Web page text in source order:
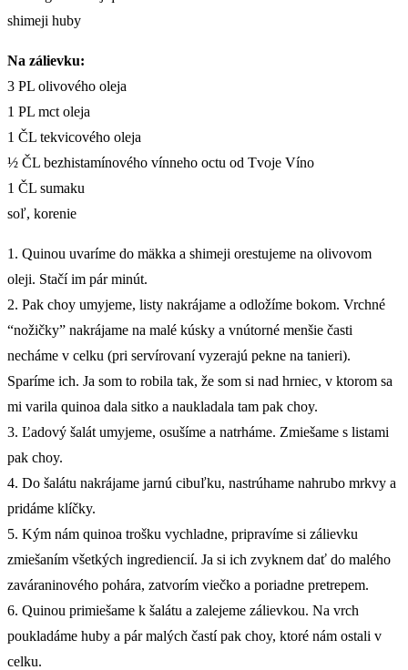
shimeji huby
Na zálievku:
3 PL olivového oleja
1 PL mct oleja
1 ČL tekvicového oleja
½ ČL bezhistamínového vínneho octu od Tvoje Víno
1 ČL sumaku
soľ, korenie
1. Quinou uvaríme do mäkka a shimeji orestujeme na olivovom
oleji. Stačí im pár minút.
2. Pak choy umyjeme, listy nakrájame a odložíme bokom. Vrchné
“nožičky” nakrájame na malé kúsky a vnútorné menšie časti
necháme v celku (pri servírovaní vyzerajú pekne na tanieri).
Sparíme ich. Ja som to robila tak, že som si nad hrniec, v ktorom sa
mi varila quinoa dala sitko a naukladala tam pak choy.
3. Ľadový šalát umyjeme, osušíme a natrháme. Zmiešame s listami
pak choy.
4. Do šalátu nakrájame jarnú cibuľku, nastrúhame nahrubo mrkvy a
pridáme klíčky.
5. Kým nám quinoa trošku vychladne, pripravíme si zálievku
zmiešaním všetkých ingrediencií. Ja si ich zvyknem dať do malého
zaváraninového pohára, zatvorím viečko a poriadne pretrepem.
6. Quinou primiešame k šalátu a zalejeme zálievkou. Na vrch
poukladáme huby a pár malých častí pak choy, ktoré nám ostali v
celku.